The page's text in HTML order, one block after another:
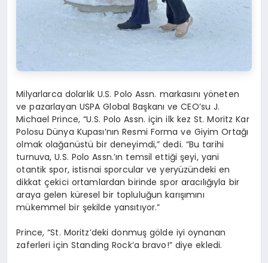
Milyarlarca dolarlık U.S. Polo Assn. markasını yöneten
ve pazarlayan USPA Global Başkanıve CEO’su J.
Michael Prince, “U.S. Polo Assn. için ilk kez St. Moritz Kar
Polosu Dünya Kupası’nın Resmi Forma ve Giyim Ortağı
olmak olağanüstü bir deneyimdi,” dedi. “Bu tarihi
turnuva, U.S. PoloAssn.’ın temsil ettiği şeyi, yani
otantik spor, istisnai sporcular ve yeryüzündeki en
dikkat çekici ortamlardan birinde spor aracılığıyla bir
araya gelen küresel bir topluluğun karışımını
mükemmel bir şekilde yansıtıyor.”
Prince, “St. Moritz’deki donmuş gölde iyi oynanan
zaferleri için Standing Rock’a bravo!” diye ekledi.